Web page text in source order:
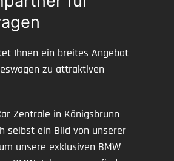
Ihnen ein breites Angebot
zu attraktiven
Zentrale in Königsbrunn
selbst ein Bild von unserer
unsere exklusiven BMW